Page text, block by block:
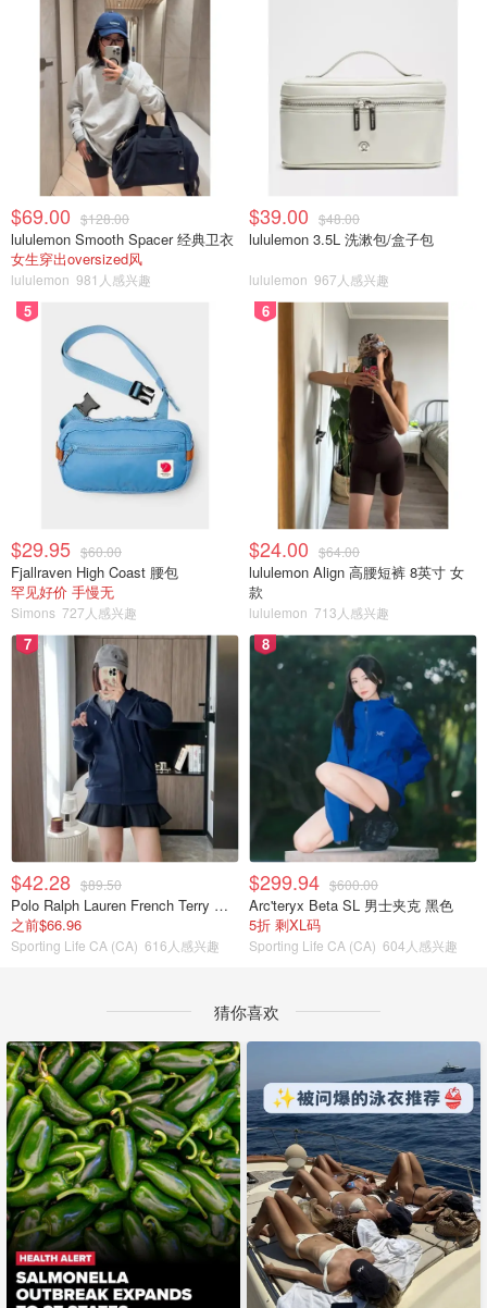
$69.00 $128.00
lululemon Smooth Spacer 经典卫衣
女生穿出oversized风
lululemon 981人感兴趣
$39.00 $48.00
lululemon 3.5L 洗漱包/盒子包
lululemon 967人感兴趣
5
$29.95 $60.00
Fjallraven High Coast 腰包
罕见好价 手慢无
Simons 727人感兴趣
6
$24.00 $64.00
lululemon Align 高腰短裤 8英寸 女
款
lululemon 713人感兴趣
7
$42.28 $89.50
Polo Ralph Lauren French Terry 女童连帽卫衣 7-16码
之前$66.96
Sporting Life CA (CA) 616人感兴趣
8
$299.94 $600.00
Arc'teryx Beta SL 男士夹克 黑色
5折 剩XL码
Sporting Life CA (CA) 604人感兴趣
猜你喜欢